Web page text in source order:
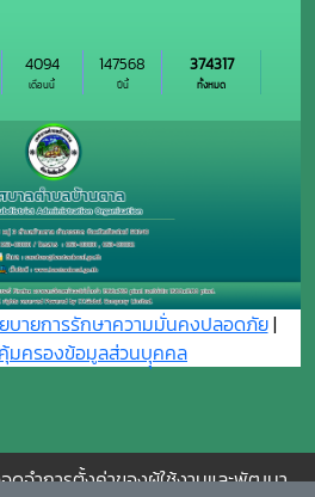
เดือนนี้
4094
ปีนี้
147568
ทั้งหมด
374317
บายการรักษาความมั่นคงปลอดภัย|
มครองข้อมูลส่วนบุุคคล
ดจำการตั้งค่าของผู้ใช้งานและพัฒนา